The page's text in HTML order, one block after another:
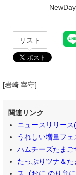
—
リスト
[岩崎 宰守]
関連リンク
ニュースリリース
うれしい増量フェ
ハムチーズたまご
たっぷりツナ＆た